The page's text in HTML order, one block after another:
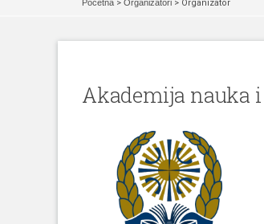
Početna > Organizatori > Organizator
Akademija nauka